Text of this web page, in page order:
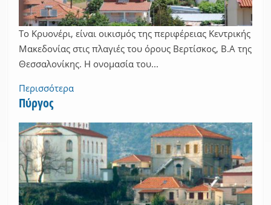
Το Κρυονέρι, είναι οικισμός της περιφέρειας Κεντρικής
Μακεδονίας στις πλαγιές του όρους Βερτίσκος, Β.Α της
Θεσσαλονίκης. Η ονομασία του...
Περισσότερα
Πύργος